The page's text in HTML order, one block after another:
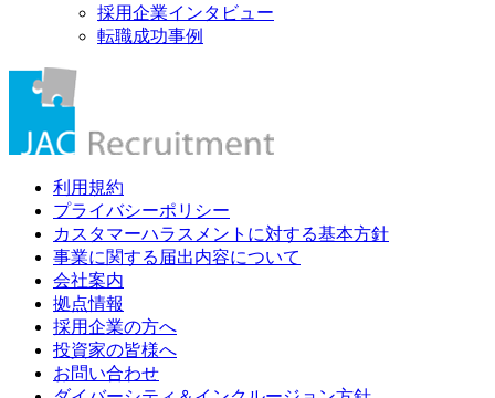
採用企業インタビュー
転職成功事例
利用規約
プライバシーポリシー
カスタマーハラスメントに対する基本方針
事業に関する届出内容について
会社案内
拠点情報
採用企業の方へ
投資家の皆様へ
お問い合わせ